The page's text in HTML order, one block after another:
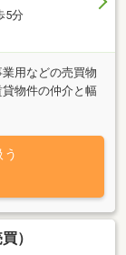
5分
用などの売買物
物件の仲介と幅
施工も大好評で
を迎え、より一
きるよう社員一
し上げます。
）